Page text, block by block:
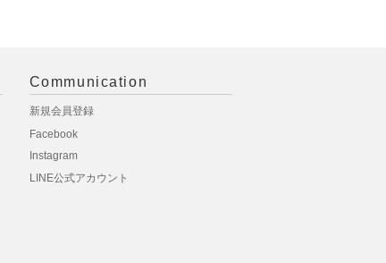
Communication
新規会員登録
Facebook
Instagram
LINE公式アカウント